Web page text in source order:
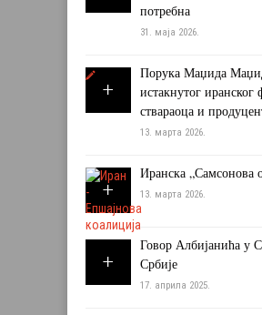
потребна
31. маја 2026.
Порука Маџида
истакнутог иранског
ствараоца и
13. марта 2026.
Иранска „Самсонова
13. марта 2026.
Говор Албијанића у
Србије
17. априла 2025.